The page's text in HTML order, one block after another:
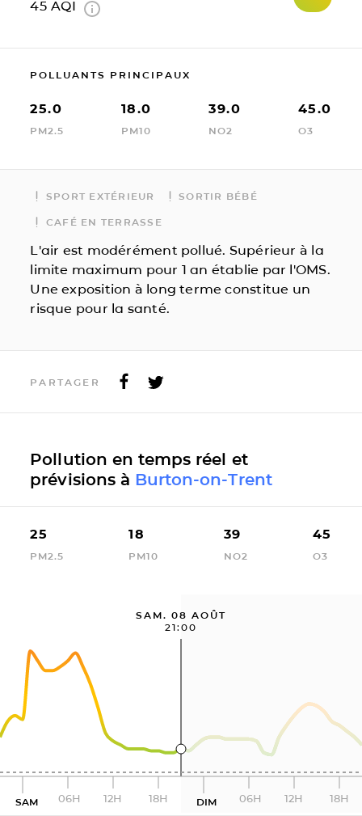
45 AQI
POLLUANTS PRINCIPAUX
25.0
PM2.5
18.0
PM10
39.0
NO2
45.0
O3
SPORT EXTÉRIEUR SORTIR BÉBÉ
CAFÉ EN TERRASSE
L'air est modérément pollué. Supérieur à la
limite maximum pour 1 an établie par l'OMS.
Une exposition à long terme constitue un
risque pour la santé.
PARTAGER
Pollution en temps réel et
prévisions à Burton-on-Trent
25
PM2.5
18
PM10
39
NO2
45
O3
SAM. 08 AOÛT
21:00
SAM 06H 12H 18H DIM 06H 12H 18H